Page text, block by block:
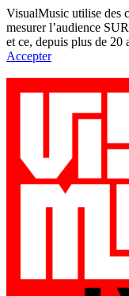
VisualMusic utilise des
mesurer l’audience
et ce, depuis plus de 20
Accepter